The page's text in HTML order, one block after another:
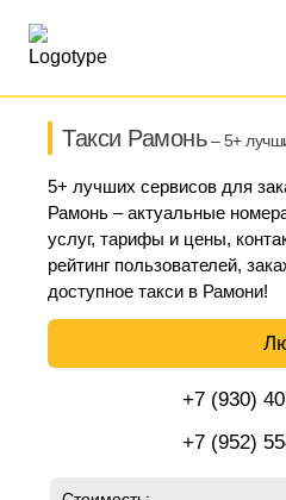
Такси Рамонь– 5+
5+ лучших сервисов для
Рамонь – актуальные
услуг, тарифы и цены,
рейтинг пользователей,
доступное такси в Рамони!
+7 (930)
+7 (952)